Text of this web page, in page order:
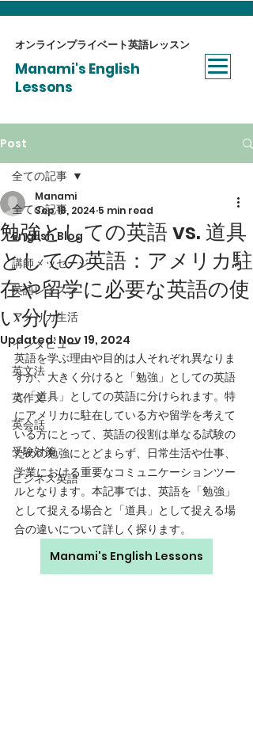
オンラインプライベート​英語レッスン
Manami's English
Lessons
Post
全ての記事
English Blog
講師メッセージ
英語レッスン
アメリカ生活
インタビュー
英文法
英作文
英会話
受験対策
ビジネス英語
全ての記事
勉強としての英語 vs. 道具
としての英語：アメリカ駐
在や留学に必要な英語の使
い分け
Manami
Sep 18, 2024 5 min read
Updated:Nov 19, 2024
英語を学ぶ理由や目的は人それぞれ異なりま
すが、大きく分けると「勉強」としての英語
と「道具」としての英語に分けられます。特
にアメリカに駐在している方や留学を考えて
いる方にとって、英語の役割は単なる試験の
ための勉強にとどまらず、日常生活や仕事、
学業における重要なコミュニケーションツー
ルとなります。本記事では、英語を「勉強」
として捉える場合と「道具」として捉える場
合の違いについて詳しく探ります。
Manami's English Lessons